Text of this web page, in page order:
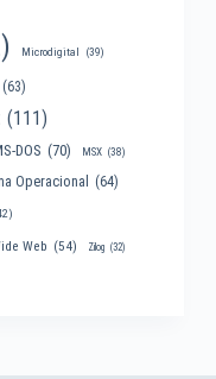
Microdigital (39)
(63)
(111)
DOS (70) MSX (38)
Operacional (64)
Web (54) Zilog (32)